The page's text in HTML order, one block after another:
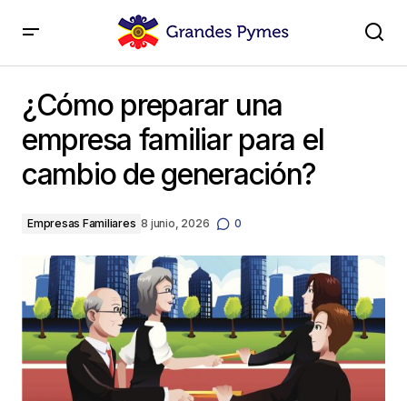
de generación?
¿Cómo preparar una
empresa familiar para el
cambio de generación?
Empresas Familiares 8 junio, 2026 0